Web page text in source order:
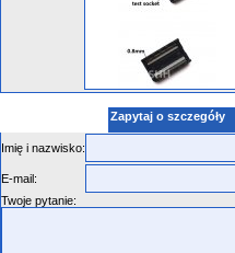
Zapytaj o szczegóły
Imię i nazwisko:
E-mail:
Twoje pytanie: